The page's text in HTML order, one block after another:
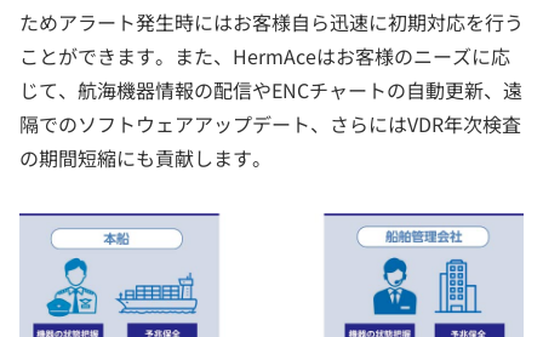
ためアラート発生時にはお客様自ら迅速に初期対応を行う
ことができます。また、HermAceはお客様のニーズに応
じて、航海機器情報の配信やENCチャートの自動更新、遠
隔でのソフトウェアアップデート、さらにはVDR年次検査
の期間短縮にも貢献します。